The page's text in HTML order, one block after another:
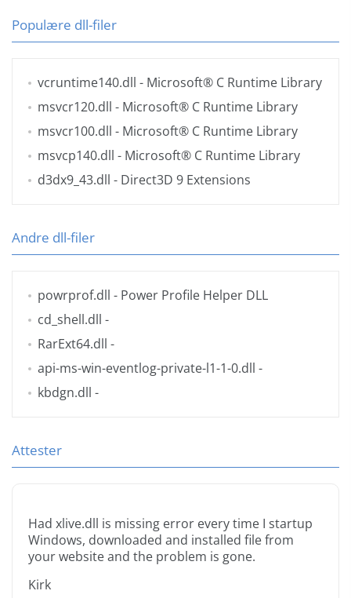
Populære dll-filer
vcruntime140.dll - Microsoft® C Runtime Library
msvcr120.dll - Microsoft® C Runtime Library
msvcr100.dll - Microsoft® C Runtime Library
msvcp140.dll - Microsoft® C Runtime Library
d3dx9_43.dll - Direct3D 9 Extensions
Andre dll-filer
powrprof.dll - Power Profile Helper DLL
cd_shell.dll -
RarExt64.dll -
api-ms-win-eventlog-private-l1-1-0.dll -
kbdgn.dll -
Attester
Had xlive.dll is missing error every time I startup
Windows, downloaded and installed file from
your website and the problem is gone.
Kirk